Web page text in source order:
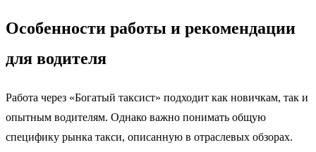
Особенности работы и рекомендации
для водителя
Работа через «Богатый таксист» подходит как новичкам, так и
опытным водителям. Однако важно понимать общую
специфику рынка такси, описанную в отраслевых обзорах.